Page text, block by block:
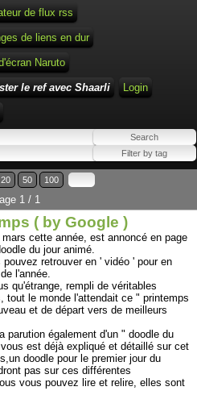
de flux rss
de liens en dur
Naruto
le ref avec Shaarli Login
20 50 100
1 / 1
( by Google )
cette année, est annoncé en page
du jour animé.
retrouver en ' vidéo ' pour en
l'année.
qu'étrange, rempli de véritables
tout le monde l'attendait ce " printemps
et de départ vers de meilleurs
parution également d'un " doodle du
est déjà expliqué et détaillé sur cet
doodle pour le premier jour du
pas sur ces différentes
vous pouvez lire et relire, elles sont